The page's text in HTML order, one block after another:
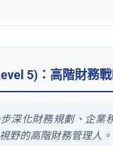
5)：高階財務
深化財務規劃、企業
野的高階財務管理人。